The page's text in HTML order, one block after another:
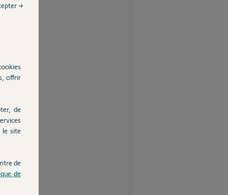
offrir
de
le site
de
de
→